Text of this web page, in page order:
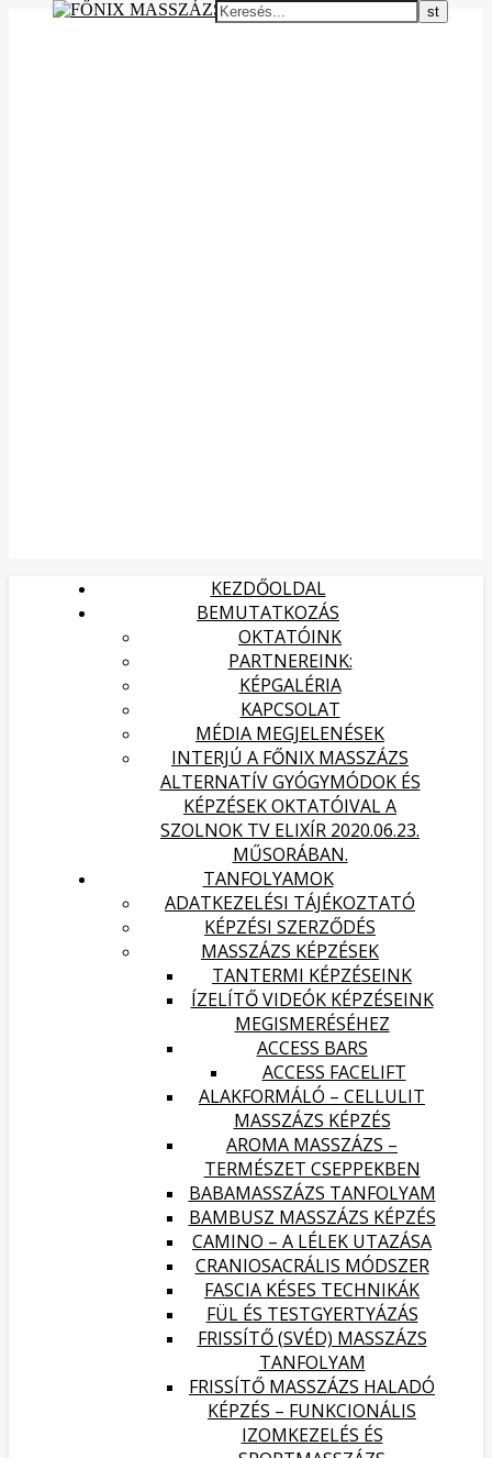
KEZDŐOLDAL
BEMUTATKOZÁS
OKTATÓINK
PARTNEREINK:
KÉPGALÉRIA
KAPCSOLAT
MÉDIA MEGJELENÉSEK
INTERJÚ A FŐNIX MASSZÁZS
ALTERNATÍV GYÓGYMÓDOK ÉS
KÉPZÉSEK OKTATÓIVAL A
SZOLNOK TV ELIXÍR 2020.06.23.
MŰSORÁBAN.
TANFOLYAMOK
ADATKEZELÉSI TÁJÉKOZTATÓ
KÉPZÉSI SZERZŐDÉS
MASSZÁZS KÉPZÉSEK
TANTERMI KÉPZÉSEINK
ÍZELÍTŐ VIDEÓK KÉPZÉSEINK
MEGISMERÉSÉHEZ
ACCESS BARS
ACCESS FACELIFT
ALAKFORMÁLÓ – CELLULIT
MASSZÁZS KÉPZÉS
AROMA MASSZÁZS –
TERMÉSZET CSEPPEKBEN
BABAMASSZÁZS TANFOLYAM
BAMBUSZ MASSZÁZS KÉPZÉS
CAMINO – A LÉLEK UTAZÁSA
CRANIOSACRÁLIS MÓDSZER
FASCIA KÉSES TECHNIKÁK
FÜL ÉS TESTGYERTYÁZÁS
FRISSÍTŐ (SVÉD) MASSZÁZS
TANFOLYAM
FRISSÍTŐ MASSZÁZS HALADÓ
KÉPZÉS – FUNKCIONÁLIS
IZOMKEZELÉS ÉS